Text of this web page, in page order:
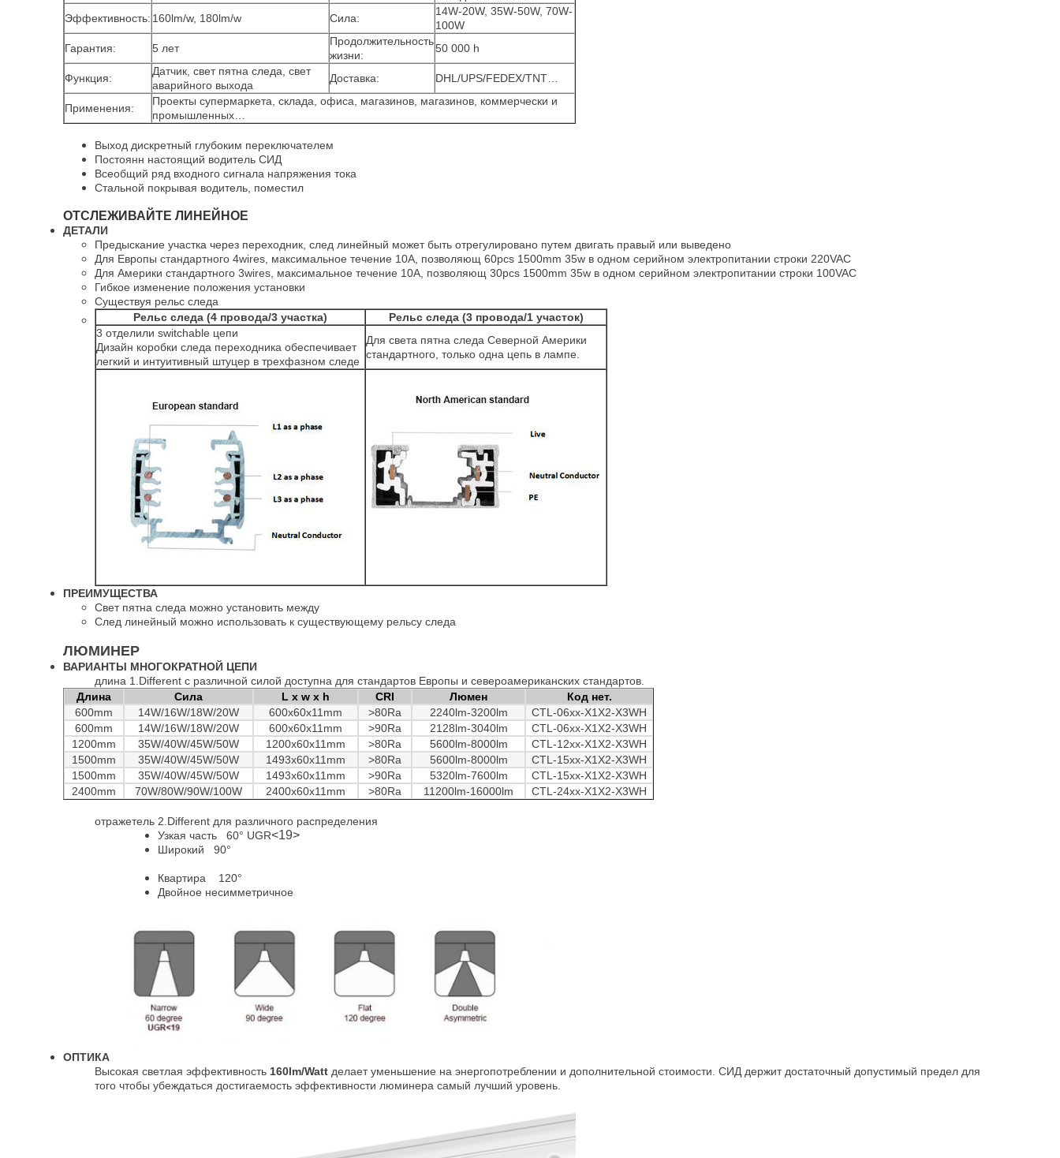
Эффективность: 160lm/w, 180lm/w Сила:
14W-20W, 35W-50W, 70W-
100W
Гарантия:
5 лет
Продолжительность
жизни:
50 000 h
Функция:
Датчик, свет пятна следа, свет
аварийного выхода
Доставка: DHL/UPS/FEDEX/TNT…
Применения:
Проекты супермаркета, склада, офиса, магазинов, магазинов, коммерчески и
промышленных…
Выход дискретный глубоким переключателем
Постоянн настоящий водитель СИД
Всеобщий ряд входного сигнала напряжения тока
Стальной покрывая водитель, поместил
ОТСЛЕЖИВАЙТЕ ЛИНЕЙНОЕ
ДЕТАЛИ
Предыскание участка через переходник, след линейный может быть отрегулировано путем двигать правый или выведено
Для Европы стандартного 4wires, максимальное течение 10A, позволяющ 60pcs 1500mm 35w в одном серийном электропитании строки 220VAC
Для Америки стандартного 3wires, максимальное течение 10A, позволяющ 30pcs 1500mm 35w в одном серийном электропитании строки 100VAC
Гибкое изменение положения установки
Существуя рельс следа
Рельс следа (4 провода/3 участка)
Рельс следа (3 провода/1 участок)
3 отделили switchable цепи
Дизайн коробки следа переходника обеспечивает
легкий и интуитивный штуцер в трехфазном следе
Для света пятна следа Северной Америки
стандартного, только одна цепь в лампе.
ПРЕИМУЩЕСТВА
Свет пятна следа можно установить между
След линейный можно использовать к существующему рельсу следа
ЛЮМИНЕР
ВАРИАНТЫ МНОГОКРАТНОЙ ЦЕПИ
длина 1.Different с различной силой доступна для стандартов Европы и североамериканских стандартов.
Длина
Сила L x w x h CRI Люмен
Код нет.
600mm
14W/16W/18W/20W 600x60x11mm >80Ra 2240lm-3200lm
CTL-06xx-X1X2-X3WH
600mm
14W/16W/18W/20W 600x60x11mm >90Ra 2128lm-3040lm
CTL-06xx-X1X2-X3WH
1200mm
35W/40W/45W/50W 1200x60x11mm >80Ra 5600lm-8000lm
CTL-12xx-X1X2-X3WH
1500mm
35W/40W/45W/50W 1493x60x11mm >80Ra 5600lm-8000lm
CTL-15xx-X1X2-X3WH
1500mm
35W/40W/45W/50W 1493x60x11mm >90Ra 5320lm-7600lm
CTL-15xx-X1X2-X3WH
2400mm
70W/80W/90W/100W 2400x60x11mm >80Ra 11200lm-16000lm CTL-24xx-X1X2-X3WH
отражетель 2.Different для различного распределения
Узкая часть 60° UGR<19>
Широкий 90°
Квартира 120°
Двойное несимметричное
ОПТИКА
Высокая светлая эффективность 160lm/Watt делает уменьшение на энергопотреблении и дополнительной стоимости. СИД держит достаточный допустимый предел для
того чтобы убеждаться достигаемость эффективности люминера самый лучший уровень.